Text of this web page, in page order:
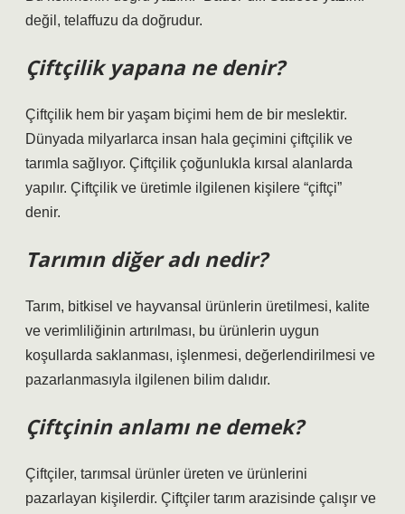
değil, telaffuzu da doğrudur.
Çiftçilik yapana ne denir?
Çiftçilik hem bir yaşam biçimi hem de bir meslektir.
Dünyada milyarlarca insan hala geçimini çiftçilik ve
tarımla sağlıyor. Çiftçilik çoğunlukla kırsal alanlarda
yapılır. Çiftçilik ve üretimle ilgilenen kişilere “çiftçi”
denir.
Tarımın diğer adı nedir?
Tarım, bitkisel ve hayvansal ürünlerin üretilmesi, kalite
ve verimliliğinin artırılması, bu ürünlerin uygun
koşullarda saklanması, işlenmesi, değerlendirilmesi ve
pazarlanmasıyla ilgilenen bilim dalıdır.
Çiftçinin anlamı ne demek?
Çiftçiler, tarımsal ürünler üreten ve ürünlerini
pazarlayan kişilerdir. Çiftçiler tarım arazisinde çalışır ve